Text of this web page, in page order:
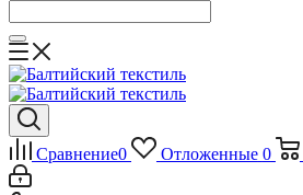
Сравнение0 Отложенные 0